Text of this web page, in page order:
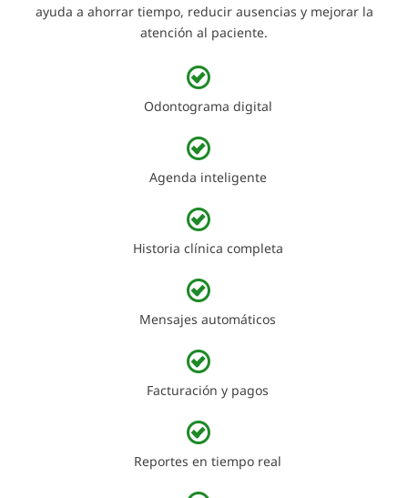
ayuda a ahorrar tiempo, reducir ausencias y mejorar la
atención al paciente.
Odontograma digital
Agenda inteligente
Historia clínica completa
Mensajes automáticos
Facturación y pagos
Reportes en tiempo real